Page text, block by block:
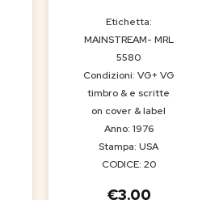
Etichetta:
MAINSTREAM- MRL
5580
Condizioni: VG+ VG
timbro & e scritte
on cover & label
Anno: 1976
Stampa: USA
CODICE: 20
€3.00